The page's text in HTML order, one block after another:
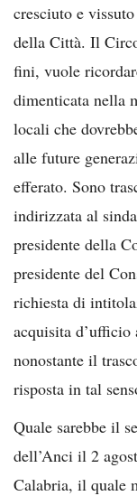
cresciuto e
della Città. Il
fini, vuole
dimenticata nella
locali che
alle future
efferato. Sono
indirizzata al
presidente della
presidente del
richiesta di
acquisita
nonostante il
risposta in tal
Quale sarebbe il
dell’Anci il 2
Calabria, il quale